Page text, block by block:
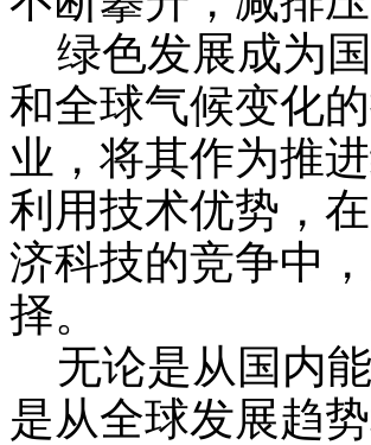
绿色发展成为
和全球气候变化
业，将其作为推
利用技术优势，
济科技的竞争中
择。
无论是从国内
是从全球发展趋